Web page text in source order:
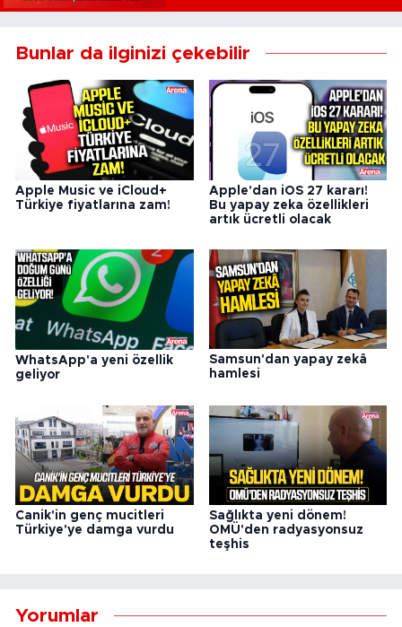
Bunlar da ilginizi çekebilir
Apple Music ve iCloud+
Türkiye fiyatlarına zam!
Apple'dan iOS 27 kararı!
Bu yapay zeka özellikleri
artık ücretli olacak
WhatsApp'a yeni özellik
geliyor
Samsun'dan yapay zekâ
hamlesi
Canik'in genç mucitleri
Türkiye'ye damga vurdu
Sağlıkta yeni dönem!
OMÜ'den radyasyonsuz
teşhis
Yorumlar